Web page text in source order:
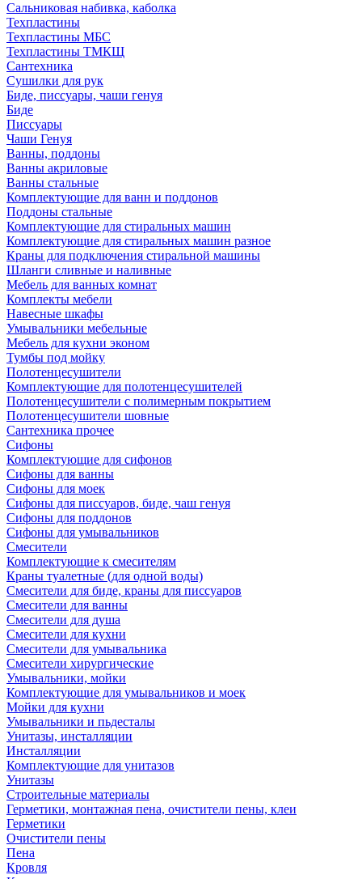
Сальниковая набивка, каболка
Техпластины
Техпластины МБС
Техпластины ТМКЩ
Сантехника
Сушилки для рук
Биде, писсуары, чаши генуя
Биде
Писсуары
Чаши Генуя
Ванны, поддоны
Ванны акриловые
Ванны стальные
Комплектующие для ванн и поддонов
Поддоны стальные
Комплектующие для стиральных машин
Комплектующие для стиральных машин разное
Краны для подключения стиральной машины
Шланги сливные и наливные
Мебель для ванных комнат
Комплекты мебели
Навесные шкафы
Умывальники мебельные
Мебель для кухни эконом
Тумбы под мойку
Полотенцесушители
Комплектующие для полотенцесушителей
Полотенцесушители с полимерным покрытием
Полотенцесушители шовные
Сантехника прочее
Сифоны
Комплектующие для сифонов
Сифоны для ванны
Сифоны для моек
Сифоны для писсуаров, биде, чаш генуя
Сифоны для поддонов
Сифоны для умывальников
Смесители
Комплектующие к смесителям
Краны туалетные (для одной воды)
Смесители для биде, краны для писсуаров
Смесители для ванны
Смесители для душа
Смесители для кухни
Смесители для умывальника
Смесители хирургические
Умывальники, мойки
Комплектующие для умывальников и моек
Мойки для кухни
Умывальники и пьдесталы
Унитазы, инсталляции
Инсталляции
Комплектующие для унитазов
Унитазы
Строительные материалы
Герметики, монтажная пена, очистители пены, клеи
Герметики
Очистители пены
Пена
Кровля